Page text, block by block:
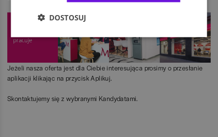
Jeżeli nasza oferta jest dla Ciebie interesująca prosimy o przesłanie
aplikacji klikając na przycisk Aplikuj.
Skontaktujemy się z wybranymi Kandydatami.
DOSTOSUJ